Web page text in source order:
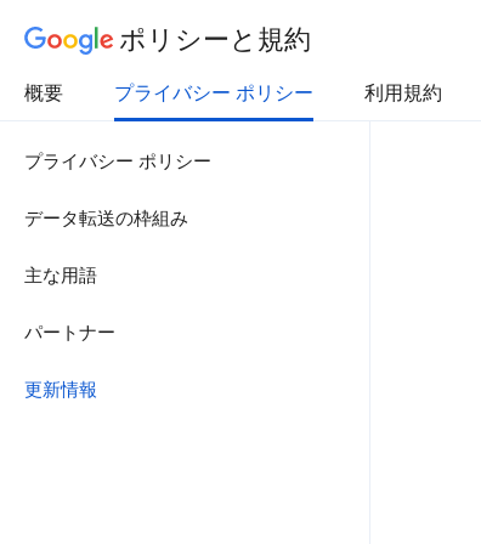
ポリシーと規約
概要 プライバシー ポリシー 利用規約
プライバシー ポリシー
データ転送の枠組み
主な用語
パートナー
更新情報